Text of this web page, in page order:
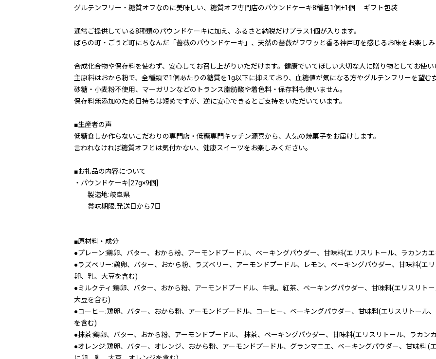
グルテンフリー・糖質オフなのに美味しい、糖質オフ専門店のパウンドケーキ8種各1個+1個 ギフト包装
通常ご提供している8種類のパウンドケーキに加え、ふるさと納税だけプラス1個が入ります。
ばらの町・ごうど町にちなんだ「薔薇のパウンドケーキ」、天然の薔薇がフワッと香る神戸町を感じるお味をお楽しみ
合成化合物や保存料を使わず、安心してお召し上がりいただけます。健康でいてほしい大切な人に贈り物としてお使い
主原料はおから粉で、全種類で1個あたりの糖質を1g以下に抑えており、血糖値が気になる方やグルテンフリーを望む
砂糖・小麦粉不使用、マーガリンなどのトランス脂肪酸や着色料・保存料も使いません。
保存料無添加のため日持ちは短めですが、逆に安心できるとご支持をいただいています。
■生産者の声
低糖食しか作らないこだわりの専門店・低糖専門キッチン源喜から、人気の焼菓子をお届けします。
言われなければ糖質オフとは気付かない、健康スイーツをお楽しみください。
■お礼品の内容について
・パウンドケーキ[27g×9個]
製造地:岐阜県
賞味期限:発送日から7日
■原材料・成分
●プレーン:鶏卵、バター、おから粉、アーモンドプードル、ベーキングパウダー、甘味料(エリスリトール、ラカンカ
●ラズベリー:鶏卵、バター、おから粉、ラズベリー、アーモンドプードル、レモン、ベーキングパウダー、甘味料(エ
卵、乳、大豆を含む)
●ミルクティ:鶏卵、バター、おから粉、アーモンドプードル、牛乳、紅茶、ベーキングパウダー、甘味料(エリスリト
大豆を含む)
●コーヒー:鶏卵、バター、おから粉、アーモンドプードル、コーヒー、ベーキングパウダー、甘味料(エリスリトール
を含む)
●抹茶:鶏卵、バター、おから粉、アーモンドプードル、 抹茶、ベーキングパウダー、甘味料(エリスリトール、ラカン
●オレンジ:鶏卵、バター、オレンジ、おから粉、アーモンドプードル、グランマニエ、ベーキングパウダー、甘味料 (